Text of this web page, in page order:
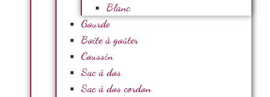
Blanc
Gourde
Boite à goûter
Coussin
Sac à dos
Sac à dos cordon